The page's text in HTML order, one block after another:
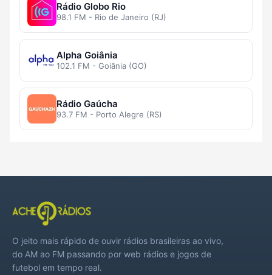
Rádio Globo Rio
98.1 FM - Rio de Janeiro (RJ)
Alpha Goiânia
102.1 FM - Goiânia (GO)
Rádio Gaúcha
93.7 FM - Porto Alegre (RS)
O jeito mais rápido de ouvir rádios brasileiras ao vivo,
do AM ao FM passando por web rádios e jogos de
futebol em tempo real.